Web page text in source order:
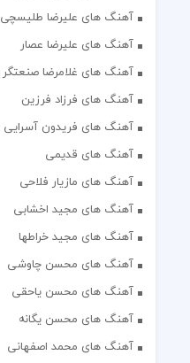
آهنگ های علیرضا طلیسچی
آهنگ های علیرضا عصار
آهنگ های غلامرضا صنعتگر
آهنگ های فرزاد فرزین
آهنگ های فریدون آسرایی
آهنگ های قدیمی
آهنگ های مازیار فلاحی
آهنگ های مجید اخشابی
آهنگ های مجید خراطها
آهنگ های محسن چاوشی
آهنگ های محسن یاحقی
آهنگ های محسن یگانه
آهنگ های محمد اصفهانی